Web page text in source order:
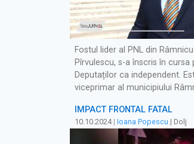
Fostul lider al PNL din
Pîrvulescu, s-a înscris în cursa
Deputaților ca independent.
viceprimar al municipiului
IMPACT FRONTAL FATAL
10.10.2024| Ioana Popescu | Dolj